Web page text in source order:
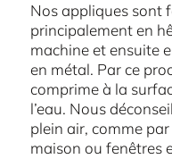
Nos appliques sont
principalement en
machine et ensuite
en métal. Par ce
comprime à la
l’eau. Nous
plein air, comme
maison ou fenêtres